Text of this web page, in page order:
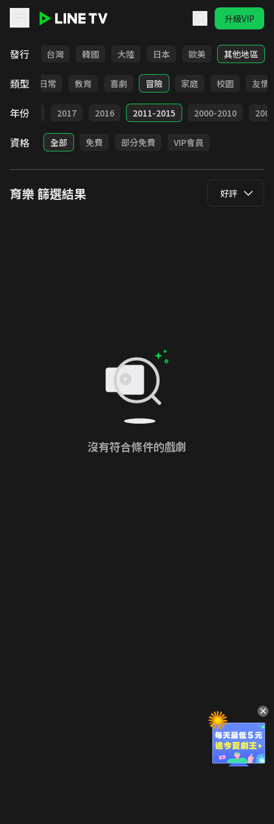
升級VIP
發行
全部 台灣 韓國 大陸 日本 歐美 其他地區
類型
卡通 日常 教育 喜劇 冒險 家庭 校園 友情
年份
2018 2017 2016 2011-2015 2000-2010
資格 全部 免費 部分免費 VIP會員
育樂篩選結果 好評
沒有符合條件的戲劇